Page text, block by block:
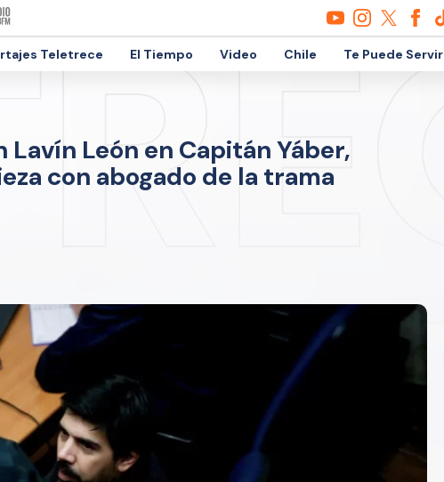
Teletrece El Tiempo Video Chile Te Puede Servir
Lavín León en Capitán Yáber,
con abogado de la trama